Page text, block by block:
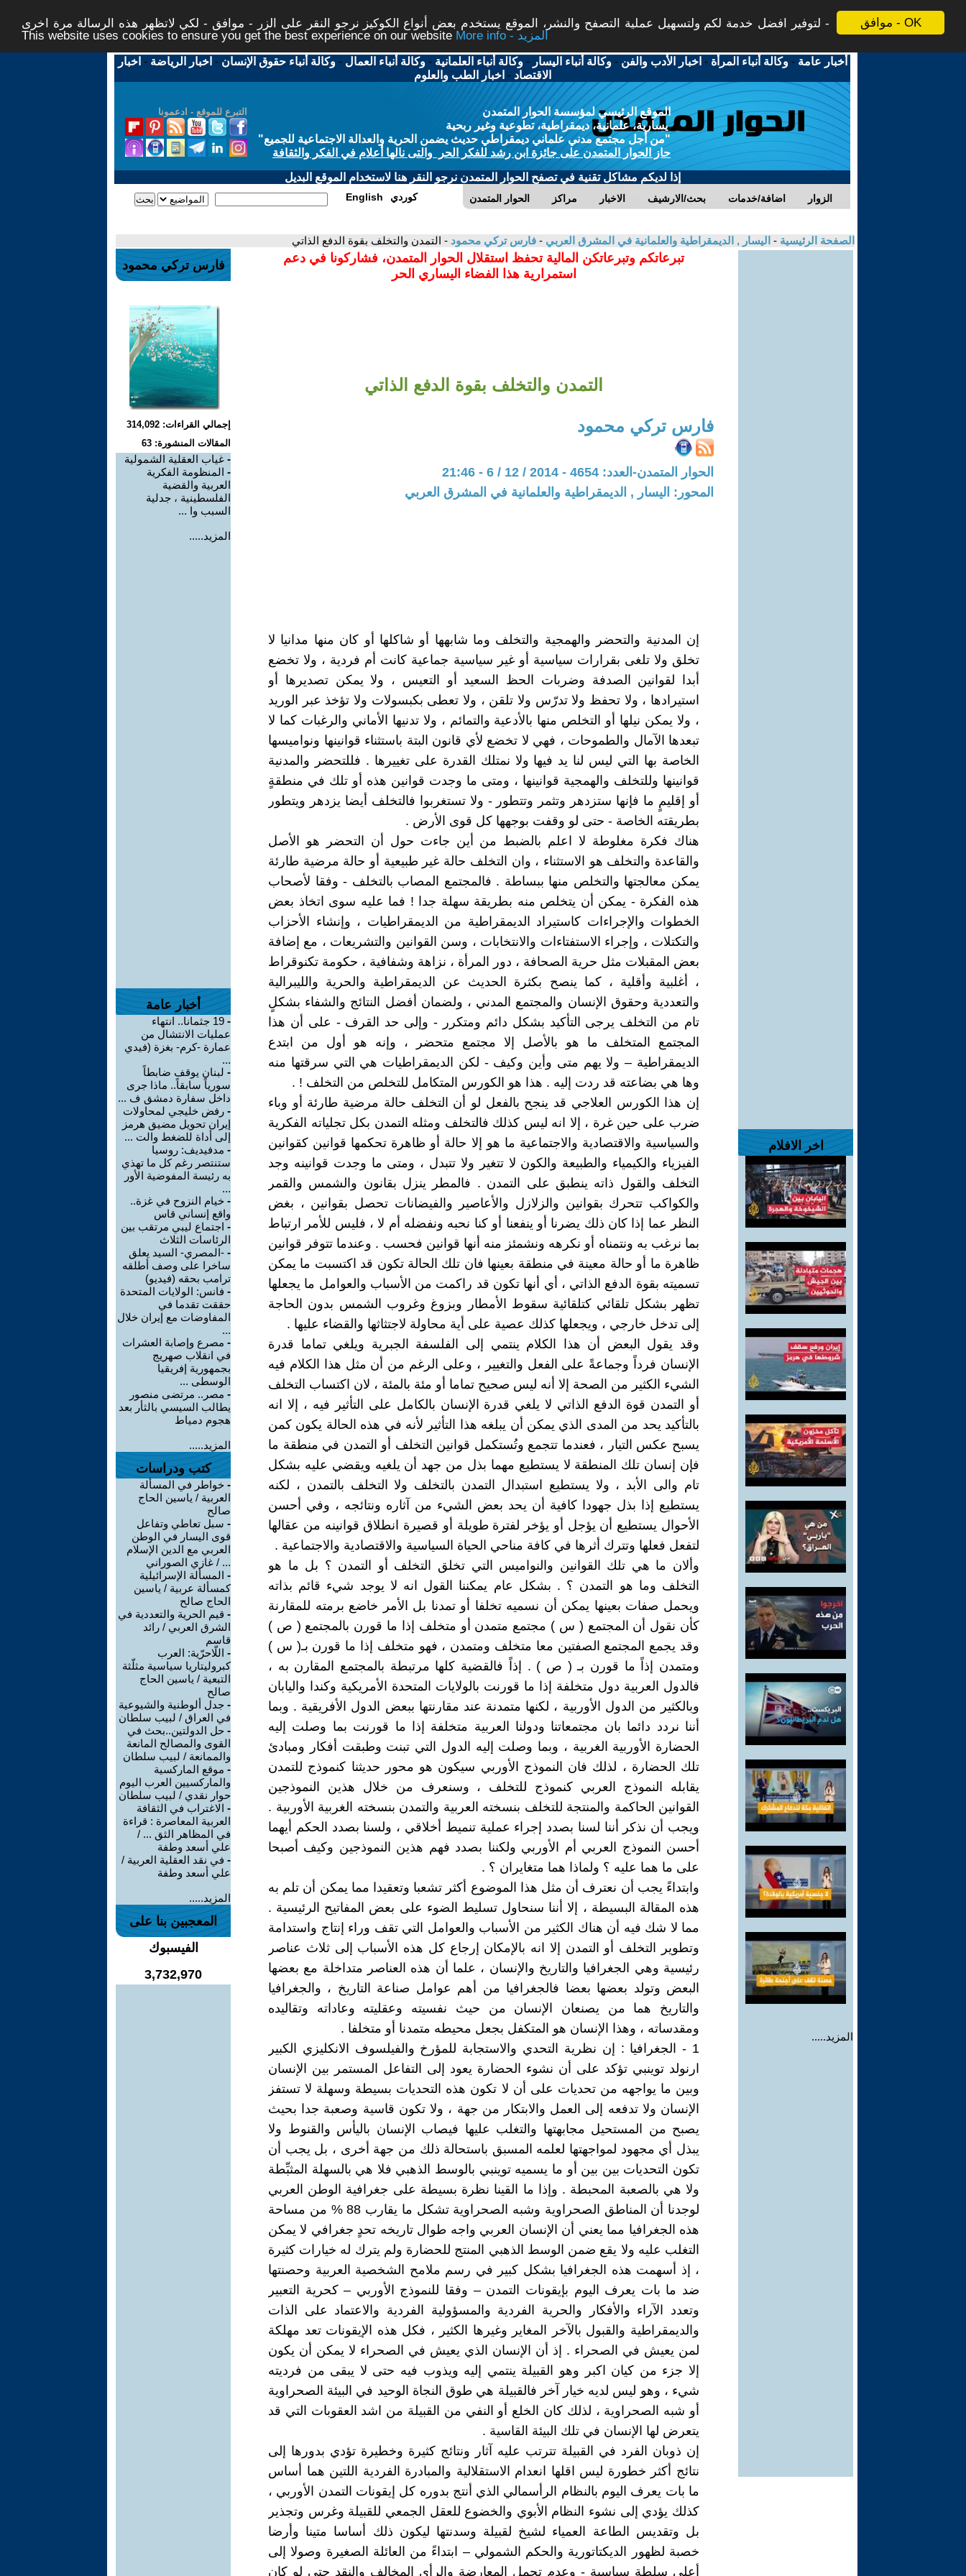
موافق - OK
لتوفير افضل خدمة لكم ولتسهيل عملية التصفح والنشر، الموقع يستخدم بعض أنواع الكوكيز نرجو النقر على الزر - موافق - لكي لاتظهر هذه الرسالة مرة اخرى -
This website uses cookies to ensure you get the best experience on our website
More info - المزيد
أخبار عامة -وكالة أنباء المرأة - اخبار الأدب والفن -وكالة أنباء اليسار -وكالة أنباء العلمانية -وكالة أنباء العمال -وكالة أنباء حقوق الإنسان - اخبار الرياضة - اخبار
الاقتصاد - اخبار الطب والعلوم
التبرع للموقع - ادعمونا
الموقع الرئيسي لمؤسسة الحوار المتمدن
يسارية، علمانية، ديمقراطية، تطوعية وغير ربحية
"من أجل مجتمع مدني علماني ديمقراطي حديث يضمن الحرية والعدالة الاجتماعية للجميع"
حاز الحوار المتمدن على جائزة ابن رشد للفكر الحر والتى نالها أعلام في الفكر والثقافة
إذا لديكم مشاكل تقنية في تصفح الحوار المتمدن نرجو النقر هنا لاستخدام الموقع البديل
الحوار المتمدن مراكز الاخبار بحث/الارشيف اضافة/خدمات الزوار English كوردي
الصفحة الرئيسية - اليسار , الديمقراطية والعلمانية في المشرق العربي - فارس تركي محمود - التمدن والتخلف بقوة الدفع الذاتي
اخر الافلام
المزيد.....
تبرعاتكم وتبرعاتكن المالية تحفظ استقلال الحوار المتمدن، فشاركونا في دعم
استمرارية هذا الفضاء اليساري الحر
التمدن والتخلف بقوة الدفع الذاتي
فارس تركي محمود
الحوار المتمدن-العدد: 4654 - 2014 / 12 / 6 - 21:46
المحور: اليسار , الديمقراطية والعلمانية في المشرق العربي
إن المدنية والتحضر والهمجية والتخلف وما شابهها أو شاكلها أو كان منها مدانيا لا
تخلق ولا تلغى بقرارات سياسية أو غير سياسية جماعية كانت أم فردية ، ولا تخضع
أبدا لقوانين الصدفة وضربات الحظ السعيد أو التعيس ، ولا يمكن تصديرها أو
استيرادها ، ولا تحفظ ولا تدرّس ولا تلقن ، ولا تعطى بكبسولات ولا تؤخذ عبر الوريد
، ولا يمكن نيلها أو التخلص منها بالأدعية والتمائم ، ولا تدنيها الأماني والرغبات كما لا
تبعدها الآمال والطموحات ، فهي لا تخضع لأي قانون البتة باستثناء قوانينها ونواميسها
الخاصة بها التي ليس لنا يد فيها ولا نمتلك القدرة على تغييرها . فللتحضر والمدنية
قوانينها وللتخلف والهمجية قوانينها ، ومتى ما وجدت قوانين هذه أو تلك في منطقةٍ
أو إقليمٍ ما فإنها ستزدهر وتثمر وتتطور - ولا تستغربوا فالتخلف أيضا يزدهر ويتطور
بطريقته الخاصة - حتى لو وقفت بوجهها كل قوى الأرض .
هناك فكرة مغلوطة لا اعلم بالضبط من أين جاءت حول أن التحضر هو الأصل
والقاعدة والتخلف هو الاستثناء ، وان التخلف حالة غير طبيعية أو حالة مرضية طارئة
يمكن معالجتها والتخلص منها ببساطة . فالمجتمع المصاب بالتخلف - وفقا لأصحاب
هذه الفكرة - يمكن أن يتخلص منه بطريقة سهلة جدا ! فما عليه سوى اتخاذ بعض
الخطوات والإجراءات كاستيراد الديمقراطية من الديمقراطيات ، وإنشاء الأحزاب
والتكتلات ، وإجراء الاستفتاءات والانتخابات ، وسن القوانين والتشريعات ، مع إضافة
بعض المقبلات مثل حرية الصحافة ، دور المرأة ، نزاهة وشفافية ، حكومة تكنوقراط
، أغلبية وأقلية ، كما ينصح بكثرة الحديث عن الديمقراطية والحرية والليبرالية
والتعددية وحقوق الإنسان والمجتمع المدني ، ولضمان أفضل النتائج والشفاء بشكلٍ
تام من التخلف يرجى التأكيد بشكل دائم ومتكرر - وإلى حد القرف - على أن هذا
المجتمع المتخلف ما هو بالأصل إلا مجتمع متحضر ، وإنه هو أول من ابتدع
الديمقراطية – ولا يهم متى وأين وكيف - لكن الديمقراطيات هي التي سرقتها منه
وها هي بضاعته قد ردت إليه . هذا هو الكورس المتكامل للتخلص من التخلف ! .
إن هذا الكورس العلاجي قد ينجح بالفعل لو أن التخلف حالة مرضية طارئة أو وباء
ضرب على حين غرة ، إلا انه ليس كذلك فالتخلف ومثله التمدن بكل تجلياته الفكرية
والسياسية والاقتصادية والاجتماعية ما هو إلا حالة أو ظاهرة تحكمها قوانين كقوانين
الفيزياء والكيمياء والطبيعة والكون لا تتغير ولا تتبدل ، ومتى ما وجدت قوانينه وجد
التخلف والقول ذاته ينطبق على التمدن . فالمطر ينزل بقانون والشمس والقمر
والكواكب تتحرك بقوانين والزلازل والأعاصير والفيضانات تحصل بقوانين ، بغض
النظر عما إذا كان ذلك يضرنا أو ينفعنا أو كنا نحبه ونفضله أم لا ، فليس للأمر ارتباط
بما نرغب به ونتمناه أو نكرهه ونشمئز منه أنها قوانين فحسب . وعندما تتوفر قوانين
ظاهرة ما أو حالة معينة في منطقة بعينها فان تلك الحالة تكون قد اكتسبت ما يمكن
تسميته بقوة الدفع الذاتي ، أي أنها تكون قد راكمت من الأسباب والعوامل ما يجعلها
تظهر بشكل تلقائي كتلقائية سقوط الأمطار وبزوغ وغروب الشمس بدون الحاجة
إلى تدخل خارجي ، ويجعلها كذلك عصية على أية محاولة لاجتثاثها والقضاء عليها .
وقد يقول البعض أن هذا الكلام ينتمي إلى الفلسفة الجبرية ويلغي تماما قدرة
الإنسان فرداً وجماعةً على الفعل والتغيير ، وعلى الرغم من أن مثل هذا الكلام فيه
الشيء الكثير من الصحة إلا أنه ليس صحيح تماما أو مئة بالمئة ، لان اكتساب التخلف
أو التمدن قوة الدفع الذاتي لا يلغي قدرة الإنسان بالكامل على التأثير فيه ، إلا انه
بالتأكيد يحد من المدى الذي يمكن أن يبلغه هذا التأثير لأنه في هذه الحالة يكون كمن
يسبح عكس التيار ، فعندما تتجمع وتُستكمل قوانين التخلف أو التمدن في منطقة ما
فإن إنسان تلك المنطقة لا يستطيع مهما بذل من جهد أن يلغيه ويقضي عليه بشكل
تام والى الأبد ، ولا يستطيع استبدال التمدن بالتخلف ولا التخلف بالتمدن ، لكنه
يستطيع إذا بذل جهودا كافية أن يحد بعض الشيء من آثاره ونتائجه ، وفي أحسن
الأحوال يستطيع أن يؤجل أو يؤخر لفترة طويلة أو قصيرة انطلاق قوانينه من عقالها
لتفعل فعلها وتترك أثرها في كافة مناحي الحياة السياسية والاقتصادية والاجتماعية .
وألان ما هي تلك القوانين والنواميس التي تخلق التخلف أو التمدن ؟ بل ما هو
التخلف وما هو التمدن ؟ . بشكل عام يمكننا القول انه لا يوجد شيء قائم بذاته
ويحمل صفات بعينها يمكن أن نسميه تخلفا أو تمدنا بل الأمر خاضع برمته للمقارنة
كأن نقول أن المجتمع ( س ) مجتمع متمدن أو متخلف إذا ما قورن بالمجتمع ( ص )
وقد يجمع المجتمع الصفتين معا متخلف ومتمدن ، فهو متخلف إذا ما قورن بـ( س )
ومتمدن إذاً ما قورن بـ ( ص ) . إذاً فالقضية كلها مرتبطة بالمجتمع المقارن به ،
فالدول العربية دول متخلفة إذا ما قورنت بالولايات المتحدة الأمريكية وكندا واليابان
وبالكثير من الدول الأوربية ، لكنها متمدنة عند مقارنتها ببعض الدول الأفريقية . وبما
أننا نردد دائما بان مجتمعاتنا ودولنا العربية متخلفة إذا ما قورنت بما وصلت إليه
الحضارة الأوربية الغربية ، وبما وصلت إليه الدول التي تبنت وطبقت أفكار ومبادئ
تلك الحضارة ، لذلك فان النموذج الأوربي سيكون هو محور حديثنا كنموذج للتمدن
يقابله النموذج العربي كنموذج للتخلف ، وسنعرف من خلال هذين النموذجين
القوانين الحاكمة والمنتجة للتخلف بنسخته العربية والتمدن بنسخته الغربية الأوربية .
ويجب أن نذكر أننا لسنا بصدد إجراء عملية تنميط أخلاقي ، ولسنا بصدد الحكم أيهما
أحسن النموذج العربي أم الأوربي ولكننا بصدد فهم هذين النموذجين وكيف أصبحا
على ما هما عليه ؟ ولماذا هما متغايران ؟ .
وابتداءً يجب أن نعترف أن مثل هذا الموضوع أكثر تشعبا وتعقيدا مما يمكن أن تلم به
هذه المقالة البسيطة ، إلا أننا سنحاول تسليط الضوء على بعض المفاتيح الرئيسية .
مما لا شك فيه أن هناك الكثير من الأسباب والعوامل التي تقف وراء إنتاج واستدامة
وتطوير التخلف أو التمدن إلا انه بالإمكان إرجاع كل هذه الأسباب إلى ثلاث عناصر
رئيسية وهي الجغرافيا والتاريخ والإنسان ، علما أن هذه العناصر متداخلة مع بعضها
البعض وتولد بعضها بعضا فالجغرافيا من أهم عوامل صناعة التاريخ ، والجغرافيا
والتاريخ هما من يصنعان الإنسان من حيث نفسيته وعقليته وعاداته وتقاليده
ومقدساته ، وهذا الإنسان هو المتكفل بجعل محيطه متمدنا أو متخلفا .
1 - الجغرافيا : إن نظرية التحدي والاستجابة للمؤرخ والفيلسوف الانكليزي الكبير
ارنولد توينبي تؤكد على أن نشوء الحضارة يعود إلى التفاعل المستمر بين الإنسان
وبين ما يواجهه من تحديات على أن لا تكون هذه التحديات بسيطة وسهلة لا تستفز
الإنسان ولا تدفعه إلى العمل والابتكار من جهة ، ولا تكون قاسية وصعبة جدا بحيث
يصبح من المستحيل مجابهتها والتغلب عليها فيصاب الإنسان باليأس والقنوط ولا
يبذل أي مجهود لمواجهتها لعلمه المسبق باستحالة ذلك من جهة أخرى ، بل يجب أن
تكون التحديات بين بين أو ما يسميه توينبي بالوسط الذهبي فلا هي بالسهلة المثبِّطة
ولا هي بالصعبة المحبطة . وإذا ما القينا نظرة بسيطة على جغرافية الوطن العربي
لوجدنا أن المناطق الصحراوية وشبه الصحراوية تشكل ما يقارب 88 % من مساحة
هذه الجغرافيا مما يعني أن الإنسان العربي واجه طوال تاريخه تحدٍ جغرافي لا يمكن
التغلب عليه ولا يقع ضمن الوسط الذهبي المنتج للحضارة ولم يترك له خيارات كثيرة
، إذ أسهمت هذه الجغرافيا بشكل كبير في رسم ملامح الشخصية العربية وحصنتها
ضد ما بات يعرف اليوم بإيقونات التمدن – وفقا للنموذج الأوربي – كحرية التعبير
وتعدد الآراء والأفكار والحرية الفردية والمسؤولية الفردية والاعتماد على الذات
والديمقراطية والقبول بالآخر المغاير وغيرها الكثير ، فكل هذه الإيقونات تعد مهلكة
لمن يعيش في الصحراء . إذ أن الإنسان الذي يعيش في الصحراء لا يمكن أن يكون
إلا جزء من كيان اكبر وهو القبيلة ينتمي إليه ويذوب فيه حتى لا يبقى من فرديته
شيء ، وهو ليس لديه خيار آخر فالقبيلة هي طوق النجاة الوحيد في البيئة الصحراوية
أو شبه الصحراوية ، لذلك كان الخلع أو النفي من القبيلة من اشد العقوبات التي قد
يتعرض لها الإنسان في تلك البيئة القاسية .
إن ذوبان الفرد في القبيلة تترتب عليه آثار ونتائج كثيرة وخطيرة تؤدي بدورها إلى
نتائج أكثر خطورة ليس اقلها انعدام الاستقلالية والمبادرة الفردية اللتين هما أساس
ما بات يعرف اليوم بالنظام الرأسمالي الذي أنتج بدوره كل إيقونات التمدن الأوربي ،
كذلك يؤدي إلى نشوء النظام الأبوي والخضوع للعقل الجمعي للقبيلة وغرس وتجذير
بل وتقديس الطاعة العمياء لشيخ لقبيلة وسدنتها ليكون ذلك أساسا متينا وأرضا
خصبة لظهور الديكتاتورية والحكم الشمولي – ابتداءً من العائلة الصغيرة وصولا إلى
أعلى سلطة سياسية - وعدم تحمل المعارضة والرأي المخالف والنقد حتى لو كان
فارس تركي محمود
إجمالي القراءات: 314,092
المقالات المنشورة: 63
- غياب العقلية الشمولية
- المنظومة الفكرية
العربية والقضية
الفلسطينية ، جدلية
السبب وا ...
المزيد.....
أخبار عامة
-
19 جثمانا.. انتهاء
عمليات الانتشال من
عمارة -كرم- بغزة (فيدي
...
- لبنان يوقف ضابطاً
سورياً سابقاً.. ماذا جرى
داخل سفارة دمشق ف ...
- رفض خليجي لمحاولات
إيران تحويل مضيق هرمز
إلى أداة للضغط والت ...
- مدفيديف: روسيا
ستنتصر رغم كل ما تهذي
به رئيسة المفوضية الأور
...
- خيام النزوح في غزة..
واقع إنساني قاس
- اجتماع ليبي مرتقب بين
الرئاسات الثلاث
- -المصري- السيد يعلق
ساخرا على وصف أطلقه
ترامب بحقه (فيديو)
- فانس: الولايات المتحدة
حققت تقدما في
المفاوضات مع إيران خلال
...
- مصرع وإصابة العشرات
في انقلاب صهريج
بجمهورية إفريقيا
الوسطى ...
- مصر.. مرتضى منصور
يطالب السيسي بالثأر بعد
هجوم دمياط
المزيد.....
كتب ودراسات
- خواطر في المسألة
العربية / ياسين الحاج
صالح
- سبل تعاطي وتفاعل
قوى اليسار في الوطن
العربي مع الدين الإسلام
... / غازي الصوراني
- المسألة الإسرائيلية
كمسألة عربية / ياسين
الحاج صالح
- قيم الحرية والتعددية في
الشرق العربي / رائد
قاسم
- اللّاحرّية: العرب
كبروليتاريا سياسية مثلّثة
التبعية / ياسين الحاج
صالح
- جدل ألوطنية والشيوعية
في العراق / لبيب سلطان
- حل الدولتين..بحث في
القوى والمصالح المانعة
والممانعة / لبيب سلطان
- موقع الماركسية
والماركسيين العرب اليوم
حوار نقدي / لبيب سلطان
- الاغتراب في الثقافة
العربية المعاصرة : قراءة
في المظاهر الثق ... /
علي أسعد وطفة
- في نقد العقلية العربية /
علي أسعد وطفة
المزيد.....
المعجبين بنا على
الفيسبوك
3,732,970